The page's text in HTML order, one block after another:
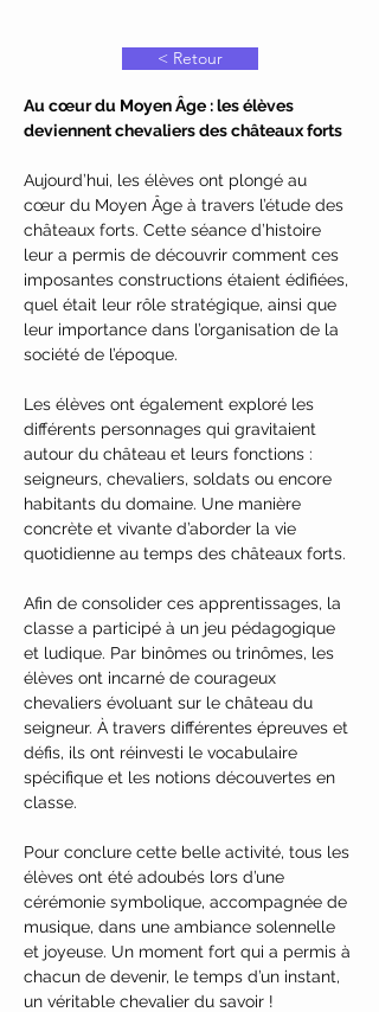
< Retour
Au cœur du Moyen Âge : les élèves
deviennent chevaliers des châteaux forts
Aujourd’hui, les élèves ont plongé au
cœur du Moyen Âge à travers l’étude des
châteaux forts. Cette séance d’histoire
leur a permis de découvrir comment ces
imposantes constructions étaient édifiées,
quel était leur rôle stratégique, ainsi que
leur importance dans l’organisation de la
société de l’époque.
Les élèves ont également exploré les
différents personnages qui gravitaient
autour du château et leurs fonctions :
seigneurs, chevaliers, soldats ou encore
habitants du domaine. Une manière
concrète et vivante d’aborder la vie
quotidienne au temps des châteaux forts.
Afin de consolider ces apprentissages, la
classe a participé à un jeu pédagogique
et ludique. Par binômes ou trinômes, les
élèves ont incarné de courageux
chevaliers évoluant sur le château du
seigneur. À travers différentes épreuves et
défis, ils ont réinvesti le vocabulaire
spécifique et les notions découvertes en
classe.
Pour conclure cette belle activité, tous les
élèves ont été adoubés lors d’une
cérémonie symbolique, accompagnée de
musique, dans une ambiance solennelle
et joyeuse. Un moment fort qui a permis à
chacun de devenir, le temps d’un instant,
un véritable chevalier du savoir !